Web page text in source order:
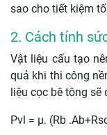
sao cho tiết kiệm
2. Cách tính
Vật liệu cấu tạo
quả khi thi công
liệu cọc bê tông
Pvl = µ. (Rb